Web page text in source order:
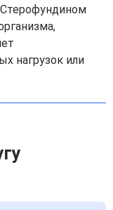
нагрузок или